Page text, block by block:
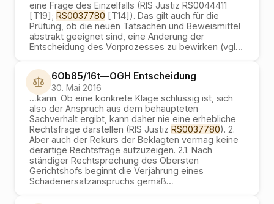
eine Frage des Einzelfalls (RIS Justiz RS0044411
[T19]; RS0037780 [T14]). Das gilt auch für die
Prüfung, ob die neuen Tatsachen und Beweismittel
abstrakt geeignet sind, eine Änderung der
Entscheidung des Vorprozesses zu bewirken (vgl…
6Ob85/16t—OGH Entscheidung
30. Mai 2016
…kann. Ob eine konkrete Klage schlüssig ist, sich
also der Anspruch aus dem behaupteten
Sachverhalt ergibt, kann daher nie eine erhebliche
Rechtsfrage darstellen (RIS Justiz RS0037780). 2.
Aber auch der Rekurs der Beklagten vermag keine
derartige Rechtsfrage aufzuzeigen. 2.1. Nach
ständiger Rechtsprechung des Obersten
Gerichtshofs beginnt die Verjährung eines
Schadenersatzanspruchs gemäß…